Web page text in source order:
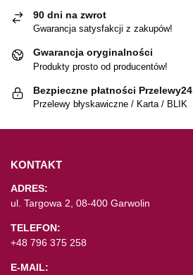
90 dni na zwrot
Gwarancja satysfakcji z zakupów!
Gwarancja oryginalności
Produkty prosto od producentów!
Bezpieczne płatności Przelewy24
Przelewy błyskawiczne / Karta / BLIK
KONTAKT
ADRES:
ul. Targowa 2, 08-400 Garwolin
TELEFON:
+48 796 375 258
E-MAIL: